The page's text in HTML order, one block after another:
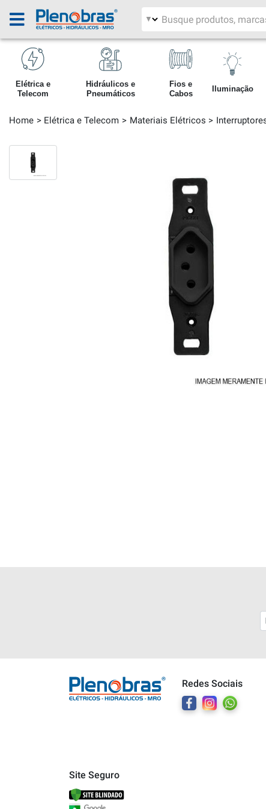
Filtrar por área
Pesquisar produtos
Elétrica e
Telecom
Hidráulicos e
Pneumáticos
Fios e
Cabos
Iluminação
Home Elétrica e Telecom Materiais Elétricos
Redes Sociais
Site Seguro
Bem vindo a Plenobras! Aqui você
encontra toda a linha de materiais
Dúvidas técnicas sobre produtos
Informações sobre um pedido